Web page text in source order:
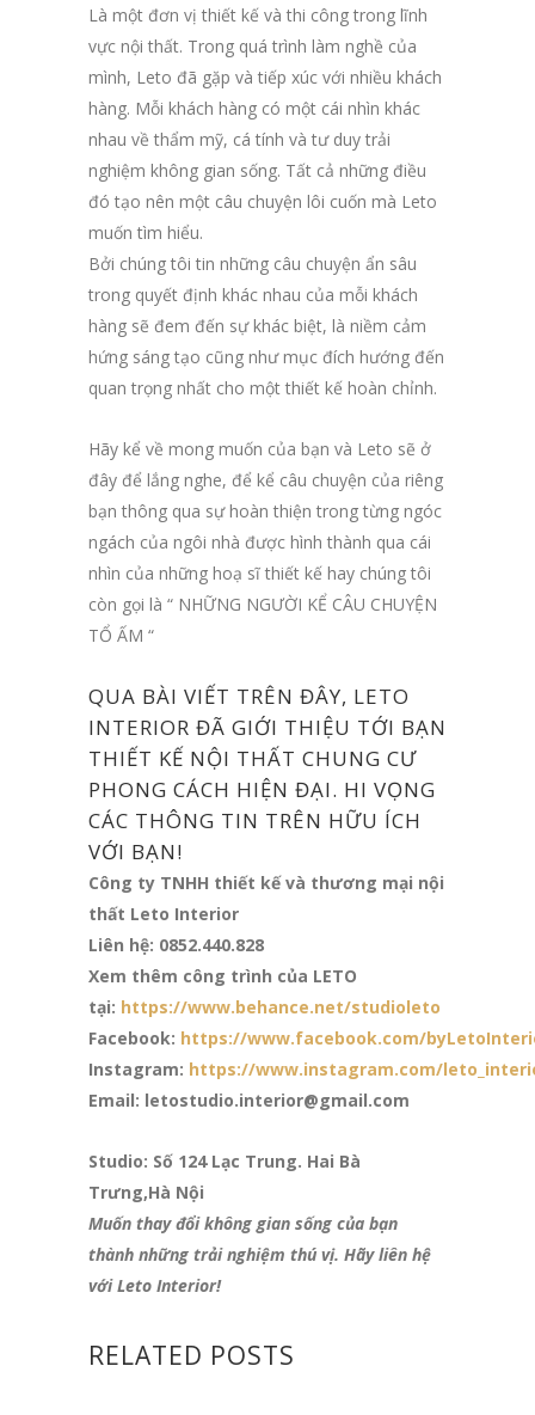
Là một đơn vị thiết kế và thi công trong lĩnh
vực nội thất. Trong quá trình làm nghề của
mình, Leto đã gặp và tiếp xúc với nhiều khách
hàng. Mỗi khách hàng có một cái nhìn khác
nhau về thẩm mỹ, cá tính và tư duy trải
nghiệm không gian sống. Tất cả những điều
đó tạo nên một câu chuyện lôi cuốn mà Leto
muốn tìm hiểu.
Bởi chúng tôi tin những câu chuyện ẩn sâu
trong quyết định khác nhau của mỗi khách
hàng sẽ đem đến sự khác biệt, là niềm cảm
hứng sáng tạo cũng như mục đích hướng đến
quan trọng nhất cho một thiết kế hoàn chỉnh.
Hãy kể về mong muốn của bạn và Leto sẽ ở
đây để lắng nghe, để kể câu chuyện của riêng
bạn thông qua sự hoàn thiện trong từng ngóc
ngách của ngôi nhà được hình thành qua cái
nhìn của những hoạ sĩ thiết kế hay chúng tôi
còn gọi là “ NHỮNG NGƯỜI KỂ CÂU CHUYỆN
TỔ ẤM “
QUA BÀI VIẾT TRÊN ĐÂY, LETO
INTERIOR ĐÃ GIỚI THIỆU TỚI BẠN
THIẾT KẾ NỘI THẤT CHUNG CƯ
PHONG CÁCH HIỆN ĐẠI. HI VỌNG
CÁC THÔNG TIN TRÊN HỮU ÍCH
VỚI BẠN!
Công ty TNHH thiết kế và thương mại nội
thất Leto Interior
Liên hệ: 0852.440.828
Xem thêm công trình của LETO
tại: https://www.behance.net/studioleto
Facebook: https://www.facebook.com/
Instagram: https://www.instagram.com/
Email: letostudio.interior@gmail.com
Studio: Số 124 Lạc Trung. Hai Bà
Trưng,Hà Nội
Muốn thay đổi không gian sống của bạn
thành những trải nghiệm thú vị. Hãy liên hệ
với Leto Interior!
RELATED POSTS